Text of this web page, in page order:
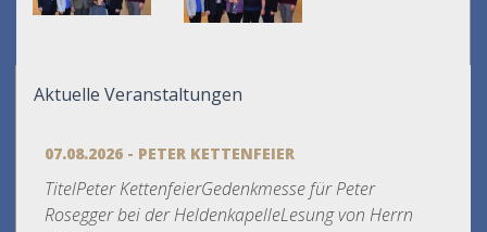
Aktuelle Veranstaltungen
07.08.2026 - PETER KETTENFEIER
TitelPeter KettenfeierGedenkmesse für Peter
Rosegger bei der HeldenkapelleLesung von Herrn